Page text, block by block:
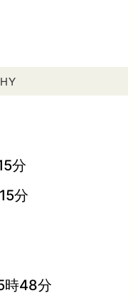
分
分
時48分